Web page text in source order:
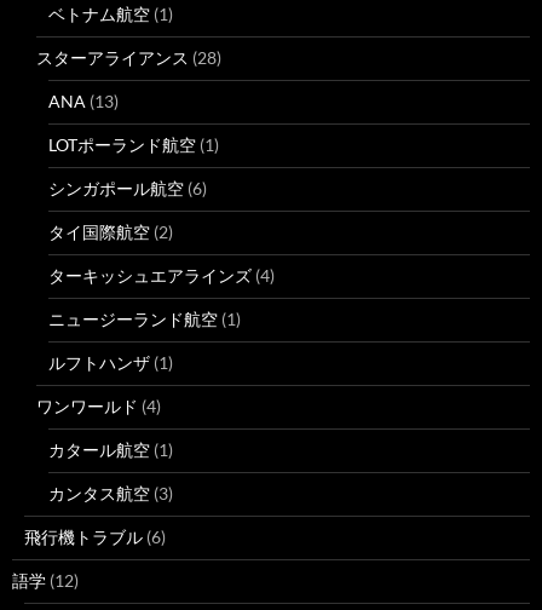
ベトナム航空 (1)
スターアライアンス (28)
ANA (13)
LOTポーランド航空 (1)
シンガポール航空 (6)
タイ国際航空 (2)
ターキッシュエアラインズ (4)
ニュージーランド航空 (1)
ルフトハンザ (1)
ワンワールド (4)
カタール航空 (1)
カンタス航空 (3)
飛行機トラブル (6)
語学 (12)